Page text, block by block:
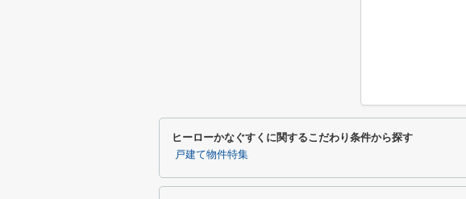
ヒーローかなぐすくに関するこだわり条件から探す
戸建て物件特集